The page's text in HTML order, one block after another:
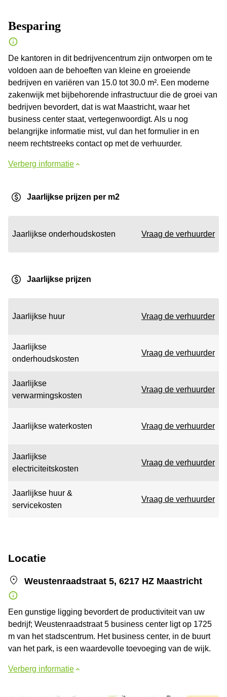
Besparing
De kantoren in dit bedrijvencentrum zijn ontworpen om te
voldoen aan de behoeften van kleine en groeiende
bedrijven en variëren van 15.0 tot 30.0 m². Een moderne
zakenwijk met bijbehorende infrastructuur die de groei van
bedrijven bevordert, dat is wat Maastricht, waar het
business center staat, vertegenwoordigt. Als u nog
belangrijke informatie mist, vul dan het formulier in en
neem rechtstreeks contact op met de verhuurder.
Verberg informatie
Jaarlijkse prijzen per m2
Jaarlijkse onderhoudskosten Vraag de verhuurder
Jaarlijkse prijzen
Jaarlijkse huur Vraag de verhuurder
Jaarlijkse
onderhoudskosten
Vraag de verhuurder
Jaarlijkse
verwarmingskosten
Vraag de verhuurder
Jaarlijkse waterkosten Vraag de verhuurder
Jaarlijkse
electriciteitskosten
Vraag de verhuurder
Jaarlijkse huur &
servicekosten
Vraag de verhuurder
Locatie
Weustenraadstraat 5, 6217 HZ Maastricht
Een gunstige ligging bevordert de productiviteit van uw
bedrijf; Weustenraadstraat 5 business center ligt op 1725
m van het stadscentrum. Het business center, in de buurt
van het park, is een waardevolle toevoeging van de wijk.
Verberg informatie